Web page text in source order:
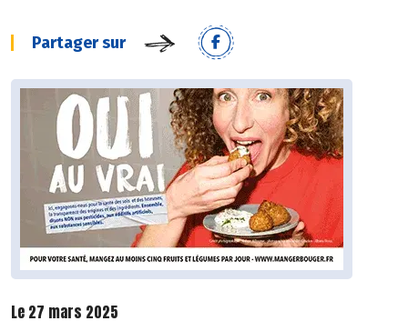
Partager sur
Le 27 mars 2025